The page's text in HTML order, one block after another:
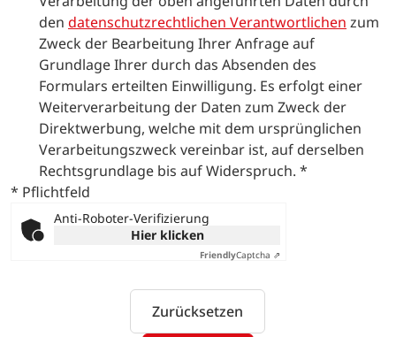
den datenschutzrechtlichen Verantwortlichen zum
Zweck der Bearbeitung Ihrer Anfrage auf
Grundlage Ihrer durch das Absenden des
Formulars erteilten Einwilligung. Es erfolgt einer
Weiterverarbeitung der Daten zum Zweck der
Direktwerbung, welche mit dem ursprünglichen
Verarbeitungszweck vereinbar ist, auf derselben
Rechtsgrundlage bis auf Widerspruch. *
* Pflichtfeld
Anti-Roboter-Verifizierung
Hier klicken
FriendlyCaptcha ⇗
Zurücksetzen